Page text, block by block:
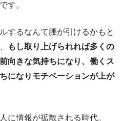
す。
するなんて腰が引けるかもと
もし取り上げられれば多くの
向きな気持ちになり、働くス
になりモチベーションが上が
に情報が拡散される時代。